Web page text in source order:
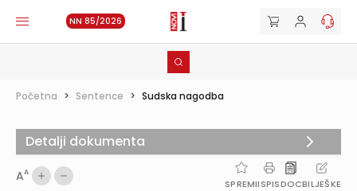
NN 85/2026
Početna > Sentence > Sudska nagodba
AA
SPREMIISPISDOCBILJEŠKE
Detalji dokumenta